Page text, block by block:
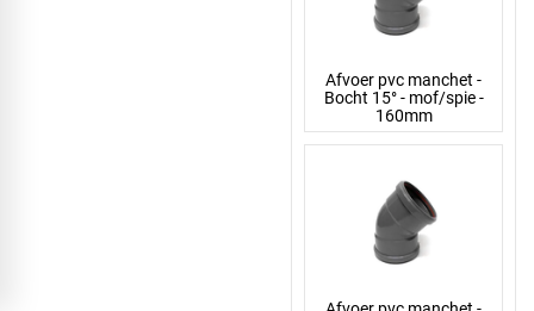
Afvoer pvc manchet -
Bocht 15° - mof/spie -
160mm